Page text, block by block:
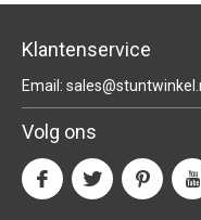
Klantenservice
Email:
Volg ons